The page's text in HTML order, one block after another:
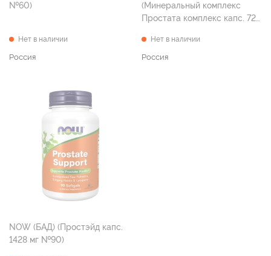
№60)
Нет в наличии
Россия
(Минеральный комплекс
Простата комплекс капс. 723
Нет в наличии
Россия
NOW (БАД) (Простэйд капс.
1428 мг №90)